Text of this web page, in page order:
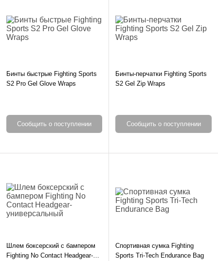
Бинты быстрые Fighting Sports
S2 Pro Gel Glove Wraps
Сообщить о поступлении
Бинты-перчатки Fighting Sports
S2 Gel Zip Wraps
Сообщить о поступлении
Шлем боксерский с бампером
Fighting No Contact Headgear-
Спортивная сумка Fighting
Sports Tri-Tech Endurance Bag